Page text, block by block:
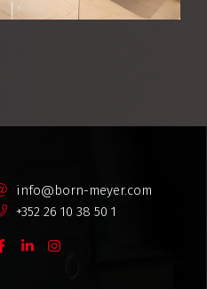
info@born-meyer.com
+352 26 10 38 50 1